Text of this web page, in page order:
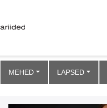
MEHED LAPSED